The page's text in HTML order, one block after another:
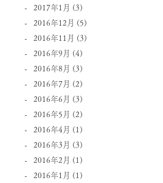
2017年1月 (3)
2016年12月 (5)
2016年11月 (3)
2016年9月 (4)
2016年8月 (3)
2016年7月 (2)
2016年6月 (3)
2016年5月 (2)
2016年4月 (1)
2016年3月 (3)
2016年2月 (1)
2016年1月 (1)